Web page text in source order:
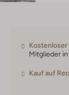
Kostenloser
Mitglieder
Kauf auf